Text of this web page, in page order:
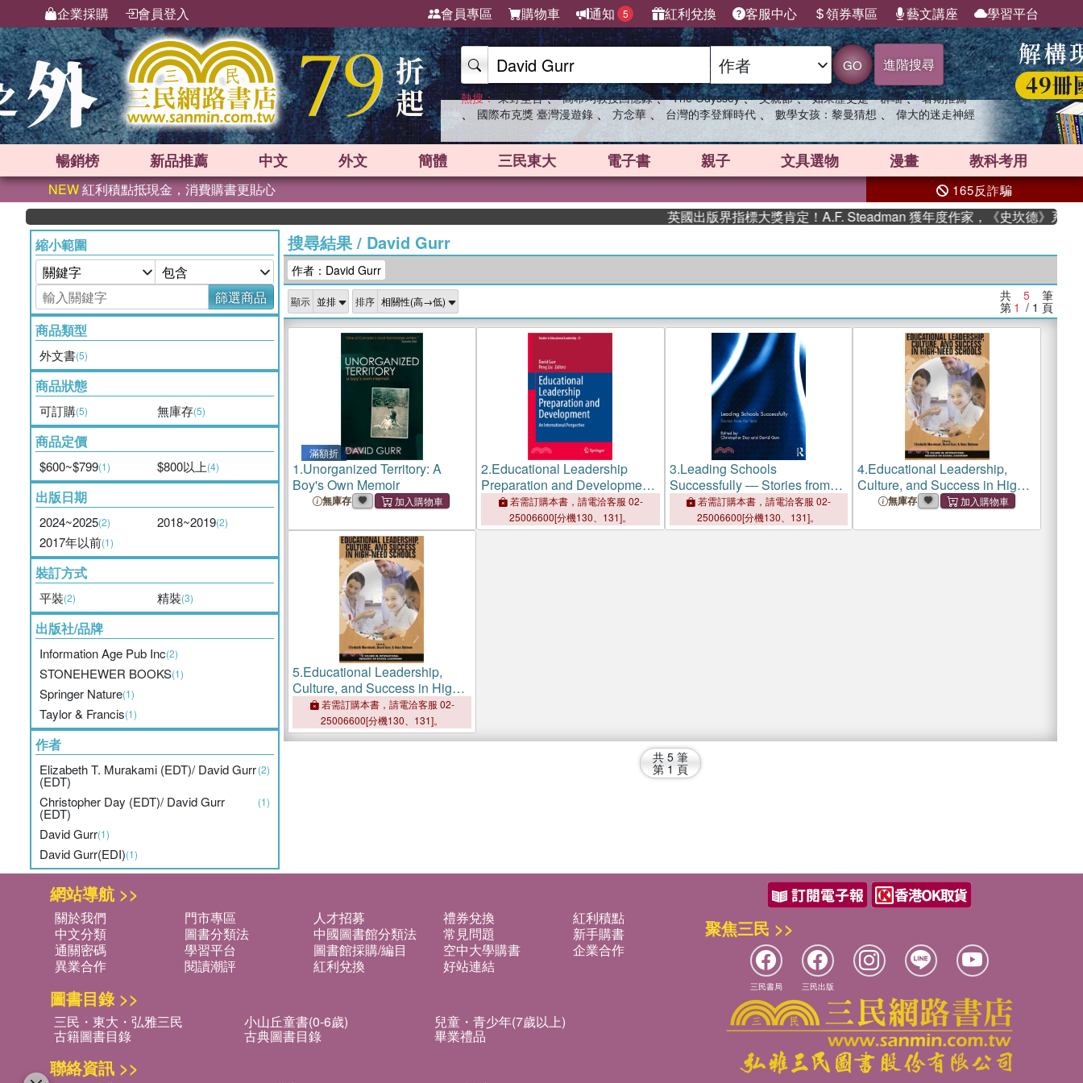
企業採購 會員登入 會員專區 購物車 通知 5 紅利兌換 客服中心 領券專區 藝文講座 學習平台
GO 進階搜尋
熱搜： 東野圭吾 、 高希均教授回憶錄 、 The Odyssey 、 父親節 、 如果歷史是一群喵 、 暑期推薦
、 國際布克獎 臺灣漫遊錄 、 方念華 、 台灣的李登輝時代 、 數學女孩：黎曼猜想 、 偉大的迷走神經
暢銷榜 新品推薦 中文 外文 簡體 三民東大 電子書 親子 文具選物 漫畫 教科考用
NEW紅利積點抵現金，消費購書更貼心 165反詐騙
英國出版界指標大獎肯定！A.F. Steadman 獲年度作家，《史坎德》系列帶
縮小範圍
篩選商品
商品類型
外文書(5)
商品狀態
可訂購(5) 無庫存(5)
商品定價
$600~$799(1) $800以上(4)
出版日期
2024~2025(2) 2018~2019(2)
2017年以前(1)
裝訂方式
平裝(2) 精裝(3)
出版社/品牌
Information Age Pub Inc(2)
STONEHEWER BOOKS(1)
Springer Nature(1)
Taylor & Francis(1)
作者
Elizabeth T. Murakami (EDT)/ David Gurr
(EDT)
(2)
Christopher Day (EDT)/ David Gurr
(EDT)
(1)
David Gurr(1)
David Gurr(EDI)(1)
搜尋結果/ David Gurr
作者：David Gurr
顯示 排序 共 5 筆
第 1 / 1 頁
滿額折
1.Unorganized Territory: A
Boy's Own Memoir
無庫存
2.Educational Leadership
Preparation and Development:
An International Perspective
若需訂購本書，請電洽客服 02-
25006600[分機130、131]。
3.Leading Schools
Successfully ― Stories from
the Field若需訂購本書，請電洽客服 02-
25006600[分機130、131]。
4.Educational Leadership,
Culture, and Success in High-
need Schools
無庫存
5.Educational Leadership,
Culture, and Success in High-
need Schools
若需訂購本書，請電洽客服 02-
25006600[分機130、131]。
共 5 筆
第 1 頁
網站導航 >>
關於我們 門市專區 人才招募 禮券兌換
紅利積點
中文分類
圖書分類法 中國圖書館分類法 常見問題
新手購書
通關密碼
學習平台 圖書館採購/編目 空中大學購書
企業合作
異業合作
閱讀潮評 紅利兌換 好站連結
圖書目錄 >>
三民・東大・弘雅三民 小山丘童書(0-6歲) 兒童・青少年(7歲以上)
古籍圖書目錄 古典圖書目錄 畢業禮品
聯絡資訊 >>
聚焦三民 >>
三民書局 三民出版